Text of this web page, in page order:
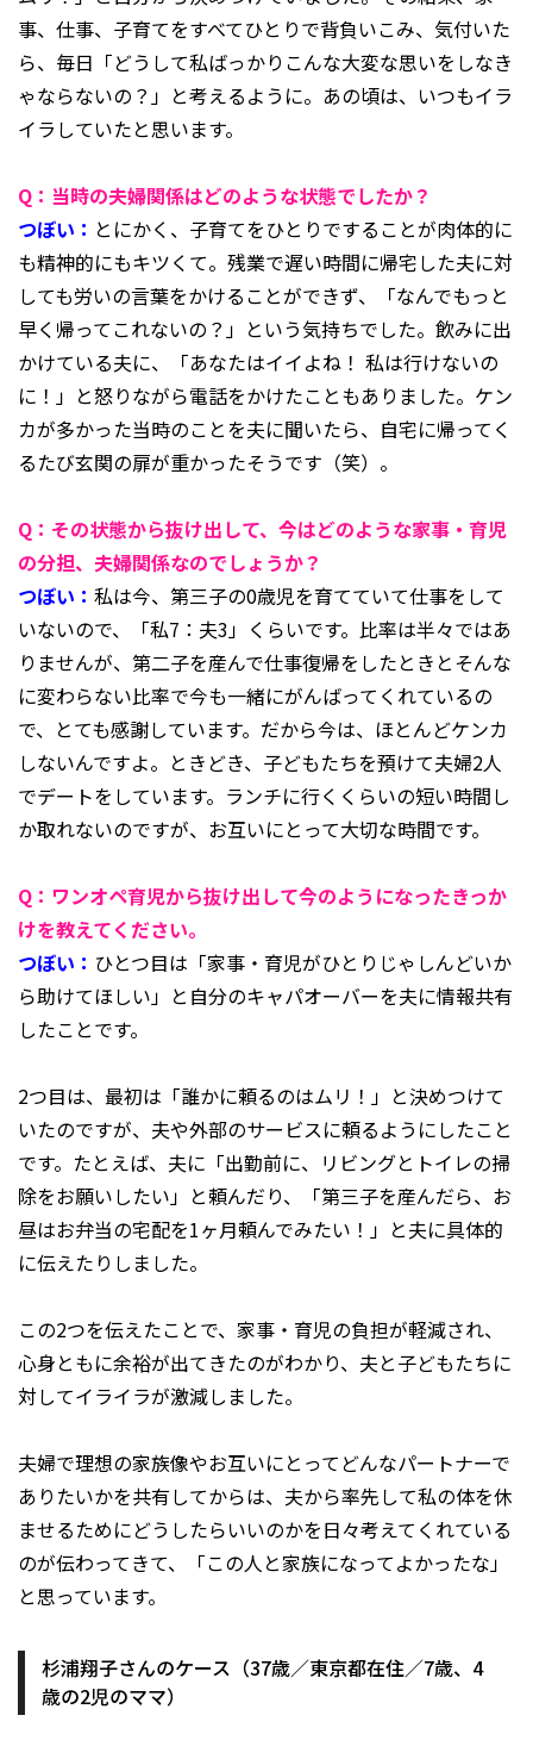
事、仕事、子育てをすべてひとりで背負いこみ、気付いた
ら、毎日「どうして私ばっかりこんな大変な思いをしなき
ゃならないの？」と考えるように。あの頃は、いつもイラ
イラしていたと思います。
Q：当時の夫婦関係はどのような状態でしたか？
つぼい： とにかく、子育てをひとりですることが肉体的に
も精神的にもキツくて。残業で遅い時間に帰宅した夫に対
しても労いの言葉をかけることができず、「なんでもっと
早く帰ってこれないの？」という気持ちでした。飲みに出
かけている夫に、「あなたはイイよね！ 私は行けないの
に！」と怒りながら電話をかけたこともありました。ケン
カが多かった当時のことを夫に聞いたら、自宅に帰ってく
るたび玄関の扉が重かったそうです（笑）。
Q：その状態から抜け出して、今はどのような家事・育児
の分担、夫婦関係なのでしょうか？
つぼい： 私は今、第三子の0歳児を育てていて仕事をして
いないので、「私7：夫3」くらいです。比率は半々ではあ
りませんが、第二子を産んで仕事復帰をしたときとそんな
に変わらない比率で今も一緒にがんばってくれているの
で、とても感謝しています。だから今は、ほとんどケンカ
しないんですよ。ときどき、子どもたちを預けて夫婦2人
でデートをしています。ランチに行くくらいの短い時間し
か取れないのですが、お互いにとって大切な時間です。
Q：ワンオペ育児から抜け出して今のようになったきっか
けを教えてください。
つぼい： ひとつ目は「家事・育児がひとりじゃしんどいか
ら助けてほしい」と自分のキャパオーバーを夫に情報共有
したことです。
2つ目は、最初は「誰かに頼るのはムリ！」と決めつけて
いたのですが、夫や外部のサービスに頼るようにしたこと
です。たとえば、夫に「出勤前に、リビングとトイレの掃
除をお願いしたい」と頼んだり、「第三子を産んだら、お
昼はお弁当の宅配を1ヶ月頼んでみたい！」と夫に具体的
に伝えたりしました。
この2つを伝えたことで、家事・育児の負担が軽減され、
心身ともに余裕が出てきたのがわかり、夫と子どもたちに
対してイライラが激減しました。
夫婦で理想の家族像やお互いにとってどんなパートナーで
ありたいかを共有してからは、夫から率先して私の体を休
ませるためにどうしたらいいのかを日々考えてくれている
のが伝わってきて、「この人と家族になってよかったな」
と思っています。
杉浦翔子さんのケース（37歳／東京都在住／7歳、4
歳の2児のママ）